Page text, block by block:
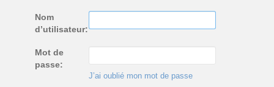
Nom
d’utilisateur:
Mot de
passe:
J’ai oublié mon mot de passe